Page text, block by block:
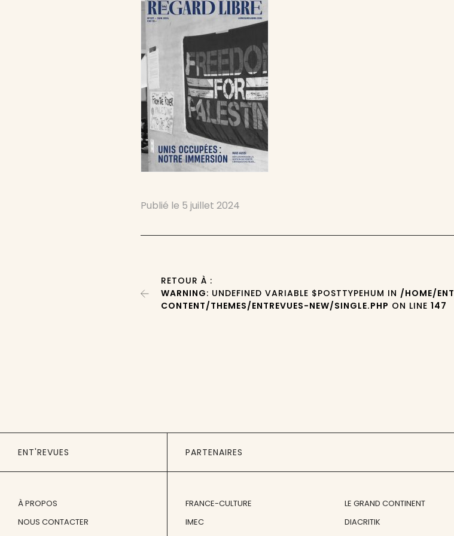
Publié le 5 juillet 2024
RETOUR À :
WARNING: UNDEFINED VARIABLE $POSTTYPEHUM IN /HOME/
CONTENT/THEMES/ENTREVUES-NEW/SINGLE.PHP ON LINE147
ENT'REVUES
À PROPOS
NOUS CONTACTER
PARTENAIRES
FRANCE-CULTURE
IMEC
LE GRAND CONTINENT
DIACRITIK